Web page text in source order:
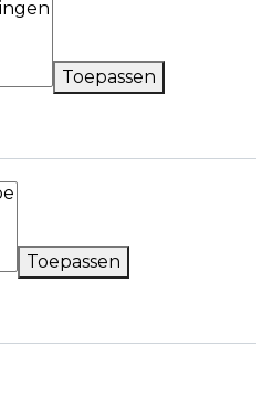
Toepassen
Toepassen